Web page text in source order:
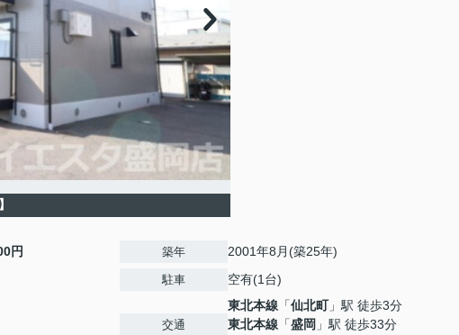
円 築年 2001年8月(築25年)
駐車 空有(1台)
交通
東北本線 「仙北町」駅 徒歩3分
東北本線 「盛岡 」駅 徒歩33分